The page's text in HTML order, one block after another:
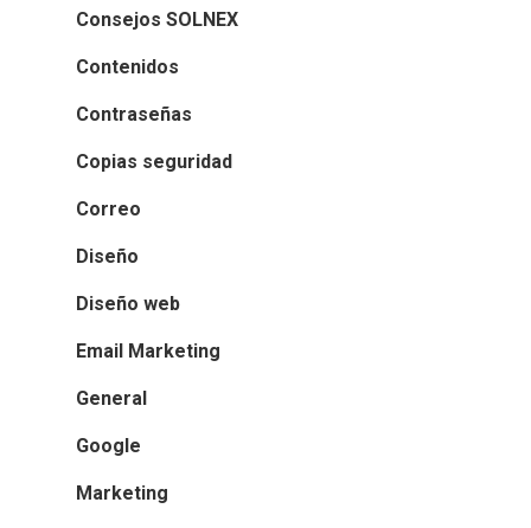
Consejos SOLNEX
Contenidos
Contraseñas
Copias seguridad
Correo
Diseño
Diseño web
Email Marketing
General
Google
Marketing